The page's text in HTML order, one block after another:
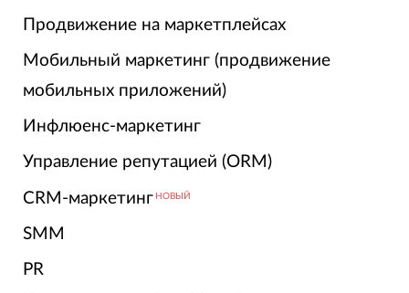
Продвижение на маркетплейсах
Мобильный маркетинг (продвижение
мобильных приложений)
Инфлюенс-маркетинг
Управление репутацией (ORM)
CRM-маркетинг НОВЫЙ
SMM
PR